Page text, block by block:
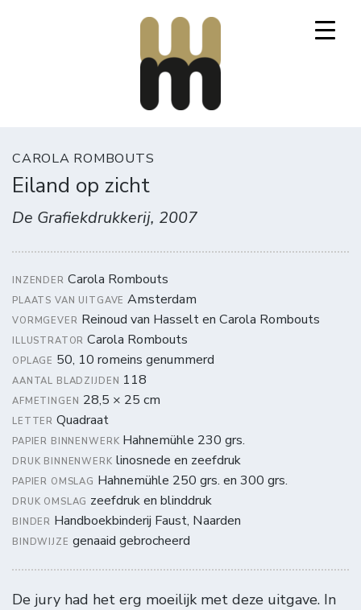
CAROLA ROMBOUTS
Eiland op zicht
De Grafiekdrukkerij, 2007
INZENDER Carola Rombouts
PLAATS VAN UITGAVE Amsterdam
VORMGEVER Reinoud van Hasselt en Carola Rombouts
ILLUSTRATOR Carola Rombouts
OPLAGE 50, 10 romeins genummerd
AANTAL BLADZIJDEN 118
AFMETINGEN 28,5 × 25 cm
LETTER Quadraat
PAPIER BINNENWERK Hahnemühle 230 grs.
DRUK BINNENWERK linosnede en zeefdruk
PAPIER OMSLAG Hahnemühle 250 grs. en 300 grs.
DRUK OMSLAG zeefdruk en blinddruk
BINDER Handboekbinderij Faust, Naarden
BINDWIJZE genaaid gebrocheerd
De jury had het erg moeilijk met deze uitgave. In